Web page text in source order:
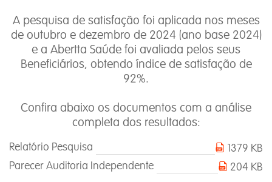
A pesquisa de satisfação foi aplicada nos meses
de outubro e dezembro de 2024 (ano base 2024)
e a Abertta Saúde foi avaliada pelos seus
Beneficiários, obtendo índice de satisfação de
92%.
Confira abaixo os documentos com a análise
completa dos resultados:
Relatório Pesquisa
1379 KB
Parecer Auditoria Independente
204 KB